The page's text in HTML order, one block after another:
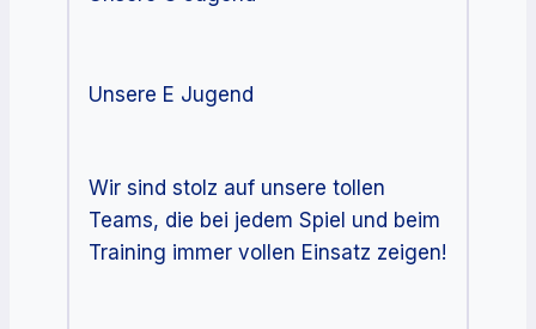
Unsere E Jugend
Wir sind stolz auf unsere tollen
Teams, die bei jedem Spiel und beim
Training immer vollen Einsatz zeigen!